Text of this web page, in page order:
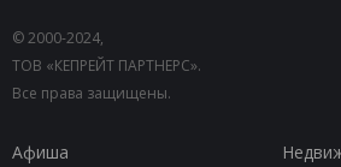
© 2000-2024,
ТОВ «КЕПРЕЙТ ПАРТНЕРС».
Все права защищены.
Афиша